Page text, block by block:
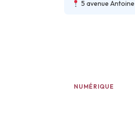
5 avenue
NUMÉRIQUE